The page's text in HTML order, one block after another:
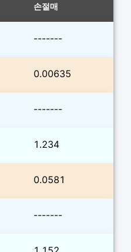
손절매
-------
0.00635
-------
1.234
0.0581
-------